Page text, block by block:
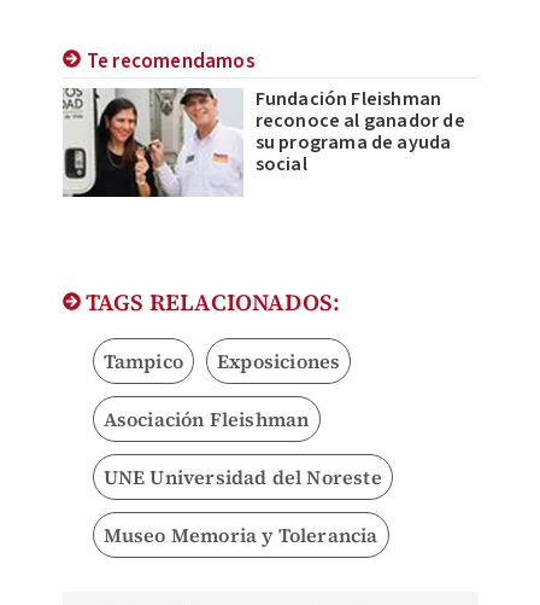
Te recomendamos
Fundación Fleishman
reconoce al ganador de
su programa de ayuda
social
TAGS RELACIONADOS:
Tampico Exposiciones
Asociación Fleishman
UNE Universidad del Noreste
Museo Memoria y Tolerancia